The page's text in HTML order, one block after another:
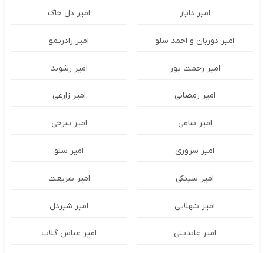
امیر دایاز امیر دل خاک
امیر دوربان و احمد سلو امیر رادریمو
امیر رحمت پور امیر رشوند
امیر رمضانی امیر زارعی
امیر سامی امیر سرخی
امیر سروری امیر سلو
امیر سینکی امیر شریعت
امیر شهلایی امیر شیردل
امیر عابدینی امیر عباس گلاب